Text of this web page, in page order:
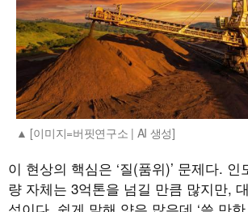
[이미지=버핏연구소 | AI 생성]
이 현상의 핵심은 ‘질(품위)’ 문제다.
량 자체는 3억톤을 넘길 만큼 많지만,